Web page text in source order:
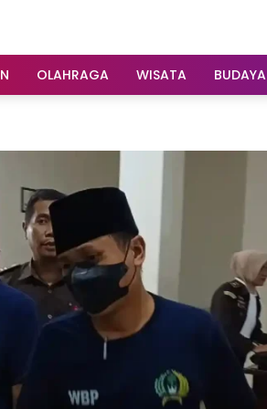
OLAHRAGA WISATA BUDAYA